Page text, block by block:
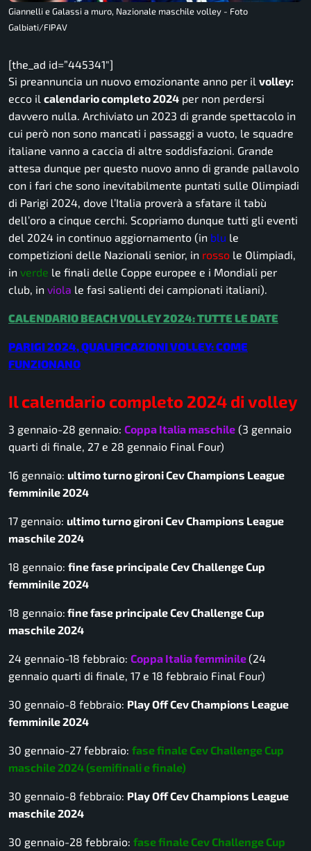
Giannelli e Galassi a muro, Nazionale maschile volley - Foto
Galbiati/FIPAV
[the_ad id=”445341″]
Si preannuncia un nuovo emozionante anno per il volley:
ecco il calendario completo 2024 per non perdersi
davvero nulla. Archiviato un 2023 di grande spettacolo in
cui però non sono mancati i passaggi a vuoto, le squadre
italiane vanno a caccia di altre soddisfazioni. Grande
attesa dunque per questo nuovo anno di grande pallavolo
con i fari che sono inevitabilmente puntati sulle Olimpiadi
di Parigi 2024, dove l’Italia proverà a sfatare il tabù
dell’oro a cinque cerchi. Scopriamo dunque tutti gli eventi
del 2024 in continuo aggiornamento (in blu le
competizioni delle Nazionali senior, in rosso le Olimpiadi,
in verde le finali delle Coppe europee e i Mondiali per
club, in viola le fasi salienti dei campionati italiani).
CALENDARIO BEACH VOLLEY 2024: TUTTE LE DATE
PARIGI 2024, QUALIFICAZIONI VOLLEY: COME
FUNZIONANO
Il calendario completo 2024 di volley
3 gennaio-28 gennaio: Coppa Italia maschile (3 gennaio
quarti di finale, 27 e 28 gennaio Final Four)
16 gennaio: ultimo turno gironi Cev Champions League
femminile 2024
17 gennaio: ultimo turno gironi Cev Champions League
maschile 2024
18 gennaio: fine fase principale Cev Challenge Cup
femminile 2024
18 gennaio: fine fase principale Cev Challenge Cup
maschile 2024
24 gennaio-18 febbraio: Coppa Italia femminile(24
gennaio quarti di finale, 17 e 18 febbraio Final Four)
30 gennaio-8 febbraio: Play Off Cev Champions League
femminile 2024
30 gennaio-27 febbraio: fase finale Cev Challenge Cup
maschile 2024 (semifinali e finale)
30 gennaio-8 febbraio: Play Off Cev Champions League
maschile 2024
30 gennaio-28 febbraio: fase finale Cev Challenge Cup